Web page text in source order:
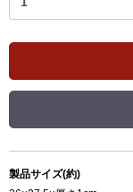
製品サイズ(約)